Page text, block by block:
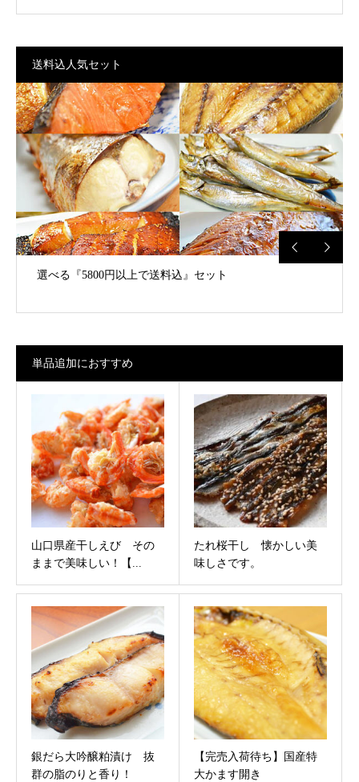
送料込人気セット
選べる『5800円以上で送料込』セット
単品追加におすすめ
山口県産干しえび その
ままで美味しい！【...
たれ桜干し 懐かしい美
味しさです。
銀だら大吟醸粕漬け 抜
群の脂のりと香り！
【完売入荷待ち】国産特
大かます開き